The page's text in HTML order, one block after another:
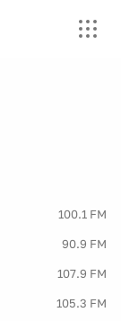
100.1 FM
90.9 FM
107.9 FM
105.3 FM